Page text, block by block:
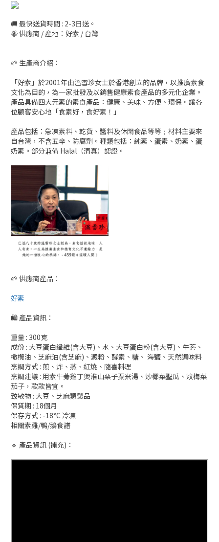
🚚 最快送貨時間 : 2-3日送。
🐝 供應商 / 產地：好素 / 台灣
🌱 生產商介紹：
「好素」於2001年由溫雪珍女士於香港創立的品牌，以推廣素食
文化為目的，為一家批發及以銷售健康素食產品的多元化企業。
產品具備四大元素的素食產品：健康、美味、方便、環保。讓各
位顧客安心地「食素好，食好素！」
產品包括：急凍素料、乾貨、醬料及休閑食品等等﹔材料主要來
自台灣，不含五辛、防腐劑。種類包括：純素、蛋素、奶素、蛋
奶素。部分兼備 Halal（清真）認證。
🌱 供應商產品：
好素
🛍 產品資訊：
重量 : 300克
成份 : 大豆蛋白纖維(含大豆)、水、大豆蛋白粉(含大豆)、牛蒡、
橄欖油、芝麻油(含芝麻)、澱粉、酵素、糖、 海鹽、天然調味料
烹調方式 : 煎、炸、蒸、紅燒、隨喜料理
烹調建議 : 用素牛蒡雞丁煲淮山栗子粟米湯、炒椰菜聖瓜、炆梅菜
茄子，款款皆宜。
致敏物 : 大豆、芝麻類製品
保質期 : 18個月
保存方式 : -18°C 冷凍
相關素雞/鴨/鵝食譜
🔹 產品資訊 (補充)：